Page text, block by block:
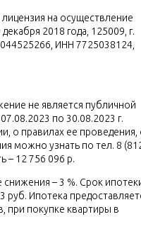
на осуществление
2018 года, 125009, г.
ИНН 7725038124,
не является публичной
по 30.08.2023 г.
о правилах ее проведения,
можно узнать по тел. 8
– 12 756 096 р.
снижения – 3 %. Срок
руб. Ипотека
при покупке квартиры в